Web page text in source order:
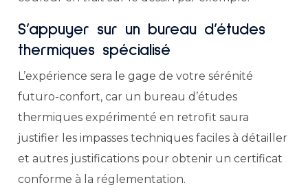
S’appuyer sur un bureau d’études
thermiques spécialisé
L’expérience sera le gage de votre sérénité
futuro-confort, car un bureau d’études
thermiques expérimenté en retrofit saura
justifier les impasses techniques faciles à détailler
et autres justifications pour obtenir un certificat
conforme à la réglementation.